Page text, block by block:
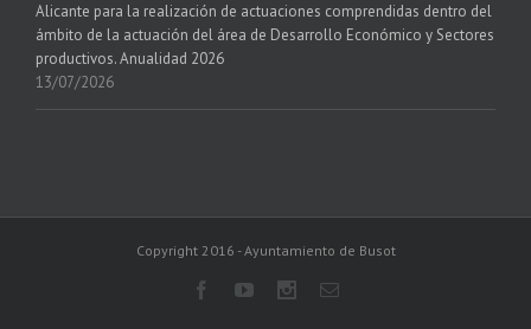
Alicante para la realización de actuaciones comprendidas dentro del
ámbito de la actuación del área de Desarrollo Económico y Sectores
productivos. Anualidad 2026
13/07/2026
Copyright 2016 - Ayuntamiento de Busot